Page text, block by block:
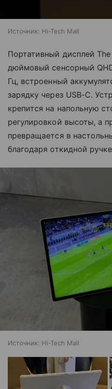
Источник: Hi-Tech Mail
Портативный дисплей
дюймовый сенсорный
Гц, встроенный
зарядку через USB-C.
крепится на напольную
регулировкой высоты, а
превращается в
благодаря откидной
Источник: Hi-Tech Mail